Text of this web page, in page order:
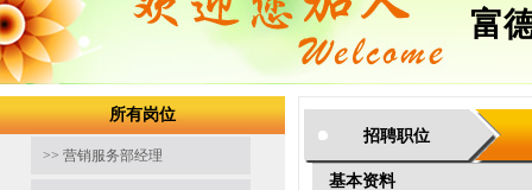
富
所有岗位
>> 营销服务部经理
招聘职位
基本资料